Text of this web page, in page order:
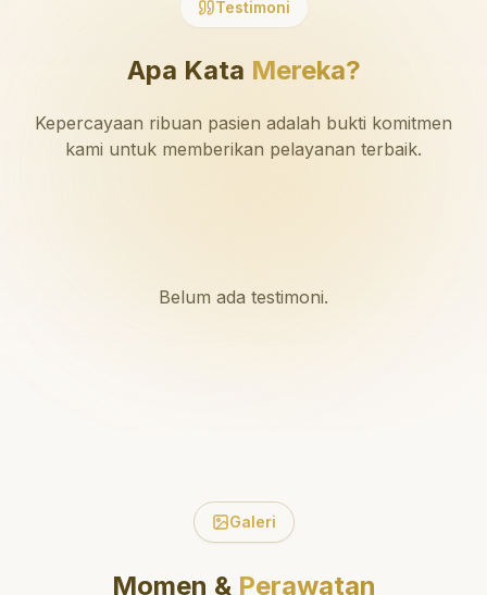
Testimoni
Apa Kata Mereka?
Kepercayaan ribuan pasien adalah bukti komitmen
kami untuk memberikan pelayanan terbaik.
Belum ada testimoni.
Galeri
Momen &Perawatan